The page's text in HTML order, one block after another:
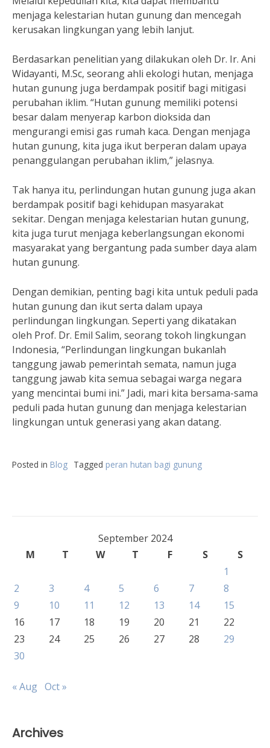
menjaga kelestarian hutan gunung dan mencegah
kerusakan lingkungan yang lebih lanjut.
Berdasarkan penelitian yang dilakukan oleh Dr. Ir. Ani
Widayanti, M.Sc, seorang ahli ekologi hutan, menjaga
hutan gunung juga berdampak positif bagi mitigasi
perubahan iklim. “Hutan gunung memiliki potensi
besar dalam menyerap karbon dioksida dan
mengurangi emisi gas rumah kaca. Dengan menjaga
hutan gunung, kita juga ikut berperan dalam upaya
penanggulangan perubahan iklim,” jelasnya.
Tak hanya itu, perlindungan hutan gunung juga akan
berdampak positif bagi kehidupan masyarakat
sekitar. Dengan menjaga kelestarian hutan gunung,
kita juga turut menjaga keberlangsungan ekonomi
masyarakat yang bergantung pada sumber daya alam
hutan gunung.
Dengan demikian, penting bagi kita untuk peduli pada
hutan gunung dan ikut serta dalam upaya
perlindungan lingkungan. Seperti yang dikatakan
oleh Prof. Dr. Emil Salim, seorang tokoh lingkungan
Indonesia, “Perlindungan lingkungan bukanlah
tanggung jawab pemerintah semata, namun juga
tanggung jawab kita semua sebagai warga negara
yang mencintai bumi ini.” Jadi, mari kita bersama-sama
peduli pada hutan gunung dan menjaga kelestarian
lingkungan untuk generasi yang akan datang.
Posted in Blog Tagged peran hutan bagi gunung
September 2024
M
T W T F S
S
1
2
3 4 5 6 7
8
9
10 11 12 13 14
15
16
17 18 19 20 21
22
23
24 25 26 27 28
29
30
« Aug Oct »
Archives